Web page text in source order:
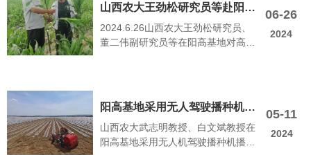
06-26
2024
山西农大王劲松研究员等赴阳高
基地对叶面肥喷施效果进行釆样
2024.6.26山西农大王劲松研究员、
董二伟副研究员等在阳高基地对高梁
05-11
2024
阳高基地采用无人驾驶播种机播
种作业
山西农大武志明教授、白文斌教授在
阳高基地采用无人机驾驶播种机播种